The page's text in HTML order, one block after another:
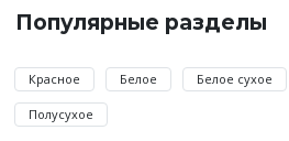
Джин Gordon`s London Dry Gin
Франции
Рислинг
по
цене
от
Популярные разделы
Красное Белое Белое сухое
Полусухое